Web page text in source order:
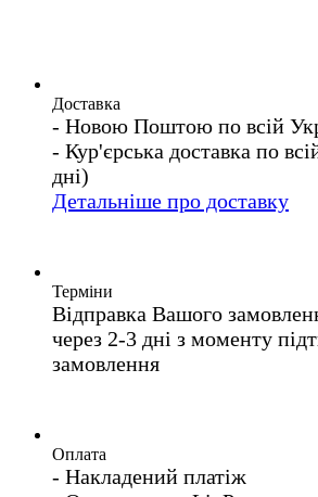
Доставка
- Новою Поштою по всій
- Кур'єрська доставка по
дні)
Детальніше про доставку
Терміни
Відправка Вашого
через 2-3 дні з моменту
замовлення
Оплата
- Накладений платіж